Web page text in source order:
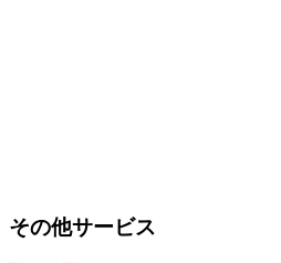
その他サービス